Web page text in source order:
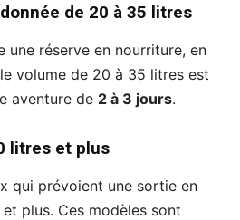
de 20 à 35 litres
une réserve en nourriture, en
volume de 20 à 35 litres est
aventure de 2 à 3 jours.
litres et plus
qui prévoient une sortie en
et plus. Ces modèles sont